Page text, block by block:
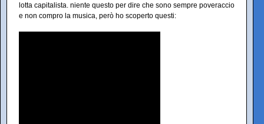
lotta capitalista. niente questo per dire che sono sempre poveraccio
e non compro la musica, però ho scoperto questi: